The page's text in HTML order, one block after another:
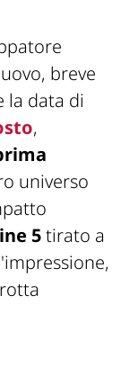
breve
la data di
,
universo
5tirato a